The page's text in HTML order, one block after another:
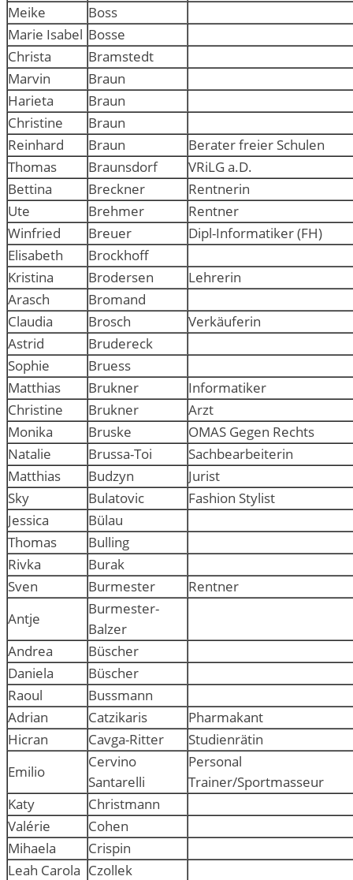
Meike
Boss
Marie Isabel Bosse
Christa
Bramstedt
Marvin
Braun
Harieta
Braun
Christine
Braun
Reinhard
Braun
Berater freier Schulen
Thomas
Braunsdorf
VRiLG a.D.
Bettina
Breckner
Rentnerin
Ute
Brehmer
Rentner
Winfried
Breuer
Dipl-Informatiker (FH)
Elisabeth
Brockhoff
Kristina
Brodersen
Lehrerin
Arasch
Bromand
Claudia
Brosch
Verkäuferin
Astrid
Brudereck
Sophie
Bruess
Matthias
Brukner
Informatiker
Christine
Brukner
Arzt
Monika
Bruske
OMAS Gegen Rechts
Natalie
Brussa-Toi
Sachbearbeiterin
Matthias
Budzyn
Jurist
Sky
Bulatovic
Fashion Stylist
Jessica
Bülau
Thomas
Bulling
Rivka
Burak
Sven
Burmester
Rentner
Antje
Burmester-
Balzer
Andrea
Büscher
Daniela
Büscher
Raoul
Bussmann
Adrian
Catzikaris
Pharmakant
Hicran
Cavga-Ritter
Studienrätin
Emilio
Cervino
Santarelli
Personal
Trainer/Sportmasseur
Katy
Christmann
Valérie
Cohen
Mihaela
Crispin
Leah Carola Czollek